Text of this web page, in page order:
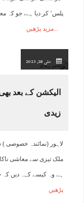
پلس‘ کر دیا ہے، جو
مزید پڑھیں
مئی 28, 2023
الیکشن کے بعد
زیدی
لاہور (نمائندہ خصوصی )
ملک تیزی سے معاشی
ہے وہ کیسے کہہ دیں کہ
پڑھیں